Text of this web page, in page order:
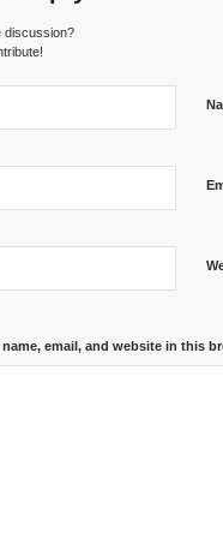
discussion?
name, email, and website in this